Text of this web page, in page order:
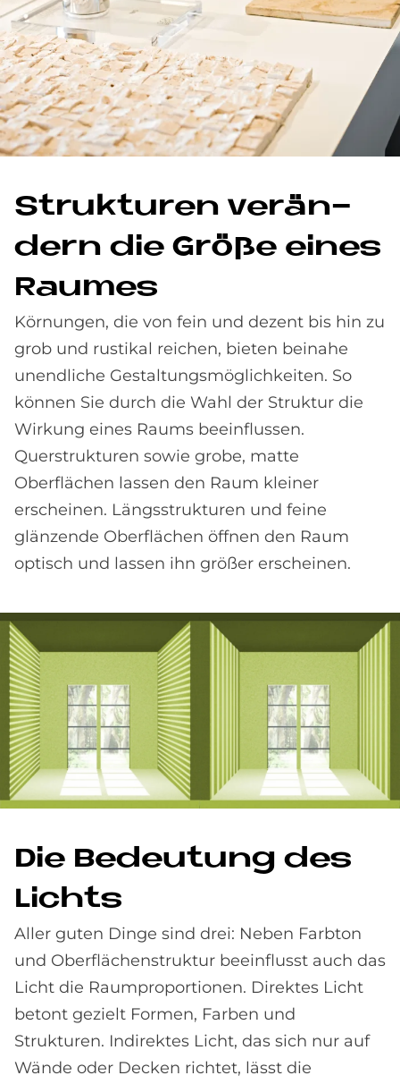
Struk­tu­ren ver­än­
dern die Grö­ße eines
Raumes
Körnungen, die von fein und dezent bis hin zu
grob und rustikal reichen, bieten beinahe
unendliche Gestaltungsmöglichkeiten. So
können Sie durch die Wahl der Struktur die
Wirkung eines Raums beeinflussen.
Querstrukturen sowie grobe, matte
Oberflächen lassen den Raum kleiner
erscheinen. Längsstrukturen und feine
glänzende Oberflächen öffnen den Raum
optisch und lassen ihn größer erscheinen.
Die Be­deu­tung des
Lichts
Aller guten Dinge sind drei: Neben Farbton
und Oberflächenstruktur beeinflusst auch das
Licht die Raumproportionen. Direktes Licht
betont gezielt Formen, Farben und
Strukturen. Indirektes Licht, das sich nur auf
Wände oder Decken richtet, lässt die